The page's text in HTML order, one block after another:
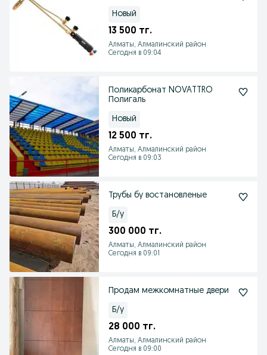
Новый
13 500 тг.
Алматы, Алмалинский район
Сегодня в 09:04
Поликарбонат NOVATTRO
Полигаль
Новый
12 500 тг.
Алматы, Алмалинский район
Сегодня в 09:03
Трубы бу востановленые
Б/у
300 000 тг.
Алматы, Алмалинский район
Сегодня в 09:01
Продам межкомнатные двери
Б/у
28 000 тг.
Алматы, Алмалинский район
Сегодня в 09:00